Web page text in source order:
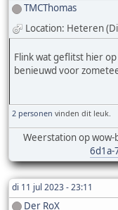
TMCThomas
Location: Heteren
Flink wat geflitst hier
benieuwd voor
2 personen vinden dit leuk.
Weerstation op wow-
6d1a-
di 11 jul 2023 - 23:11
Der RoX